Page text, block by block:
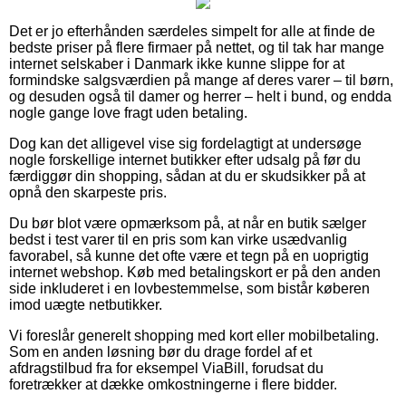
Det er jo efterhånden særdeles simpelt for alle at finde de
bedste priser på flere firmaer på nettet, og til tak har mange
internet selskaber i Danmark ikke kunne slippe for at
formindske salgsværdien på mange af deres varer – til børn,
og desuden også til damer og herrer – helt i bund, og endda
nogle gange love fragt uden betaling.
Dog kan det alligevel vise sig fordelagtigt at undersøge
nogle forskellige internet butikker efter udsalg på før du
færdiggør din shopping, sådan at du er skudsikker på at
opnå den skarpeste pris.
Du bør blot være opmærksom på, at når en butik sælger
bedst i test varer til en pris som kan virke usædvanlig
favorabel, så kunne det ofte være et tegn på en uoprigtig
internet webshop. Køb med betalingskort er på den anden
side inkluderet i en lovbestemmelse, som bistår køberen
imod uægte netbutikker.
Vi foreslår generelt shopping med kort eller mobilbetaling.
Som en anden løsning bør du drage fordel af et
afdragstilbud fra for eksempel ViaBill, forudsat du
foretrækker at dække omkostningerne i flere bidder.